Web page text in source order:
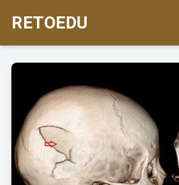
RETOEDU